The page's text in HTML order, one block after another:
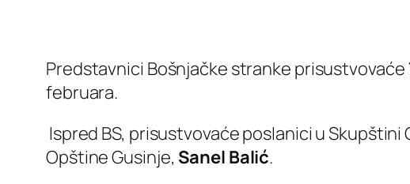
Predstavnici Bošnjačke stranke prisustvovaće
februara.
Ispred BS, prisustvovaće poslanici u Skupštini
Opštine Gusinje, Sanel Balić.